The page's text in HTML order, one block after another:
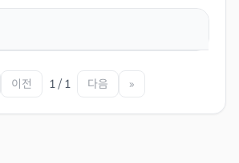
이전 1 / 1 다음 »